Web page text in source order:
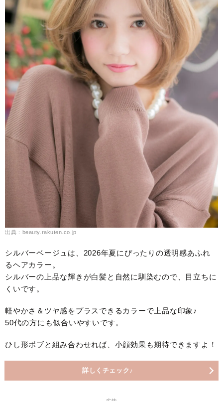
出典：beauty.rakuten.co.jp
シルバーベージュは、2026年夏にぴったりの透明感あふれ
るヘアカラー。
シルバーの上品な輝きが白髪と自然に馴染むので、目立ちに
くいです。
軽やかさ＆ツヤ感をプラスできるカラーで上品な印象♪
50代の方にも似合いやすいです。
ひし形ボブと組み合わせれば、小顔効果も期待できますよ！
詳しくチェック♪